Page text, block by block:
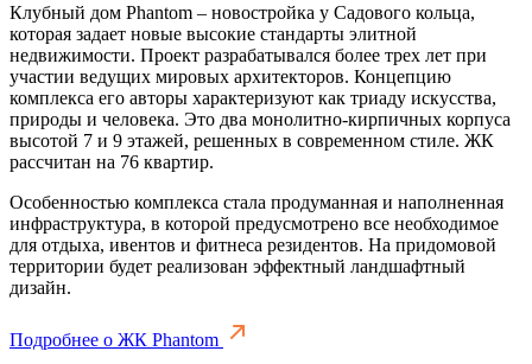
Клубный дом Phantom – новостройка у Садового кольца,
которая задает новые высокие стандарты элитной
недвижимости. Проект разрабатывался более трех лет при
участии ведущих мировых архитекторов. Концепцию
комплекса его авторы характеризуют как триаду искусства,
природы и человека. Это два монолитно-кирпичных корпуса
высотой 7 и 9 этажей, решенных в современном стиле. ЖК
рассчитан на 76 квартир.
Особенностью комплекса стала продуманная и наполненная
инфраструктура, в которой предусмотрено все необходимое
для отдыха, ивентов и фитнеса резидентов. На придомовой
территории будет реализован эффектный ландшафтный
дизайн.
Подробнее о ЖК Phantom